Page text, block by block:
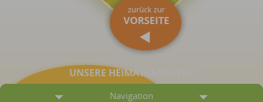
UNSERE HEIMATGEMEINDE
Navigation